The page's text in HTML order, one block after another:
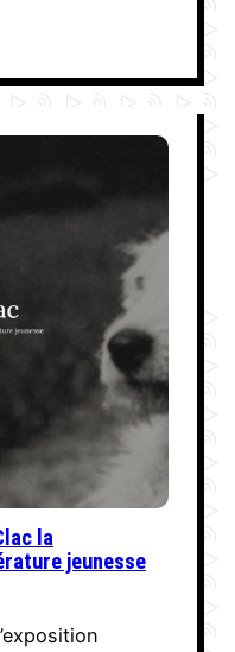
la
jeunesse